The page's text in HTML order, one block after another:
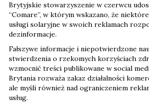
Brytyjskie stowarzyszenie w czerwcu
“Comare”, w którym wskazano, że
usługi solaryjne w swoich reklamach
dezinformacje.
Fałszywe informacje i niepotwierdzone
stwierdzenia o rzekomych korzyściach
wzmocnić treści publikowane w social
Brytania rozważa zakaz działalności
ale myśli również nad ograniczeniem
usług.